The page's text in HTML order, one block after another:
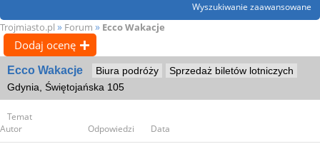
Wyszukiwanie zaawansowane
Trojmiasto.pl » Forum » Ecco Wakacje
Dodaj ocenę
Ecco Wakacje Biura podróży
Sprzedaż biletów lotniczych
Gdynia, Świętojańska 105
Temat
Autor
Odpowiedzi Data